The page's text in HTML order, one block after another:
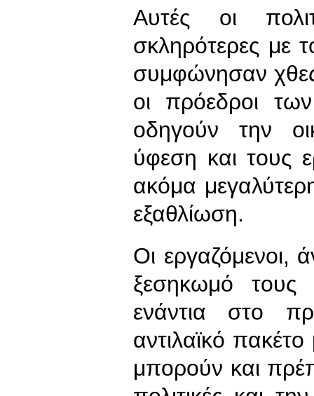
Αυτές οι
σκληρότερες με
συμφώνησαν
οι πρόεδροι
οδηγούν την
ύφεση και τους
ακόμα
εξαθλίωση.
Οι εργαζόμενοι,
ξεσηκωμό τους
ενάντια στο
αντιλαϊκό
μπορούν και